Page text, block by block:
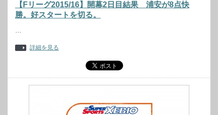
【Fリーグ2015/16】開幕2日目結果 浦安が8点快
勝。好スタートを切る。
…
詳細を見る